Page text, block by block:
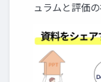
ュラムと評価